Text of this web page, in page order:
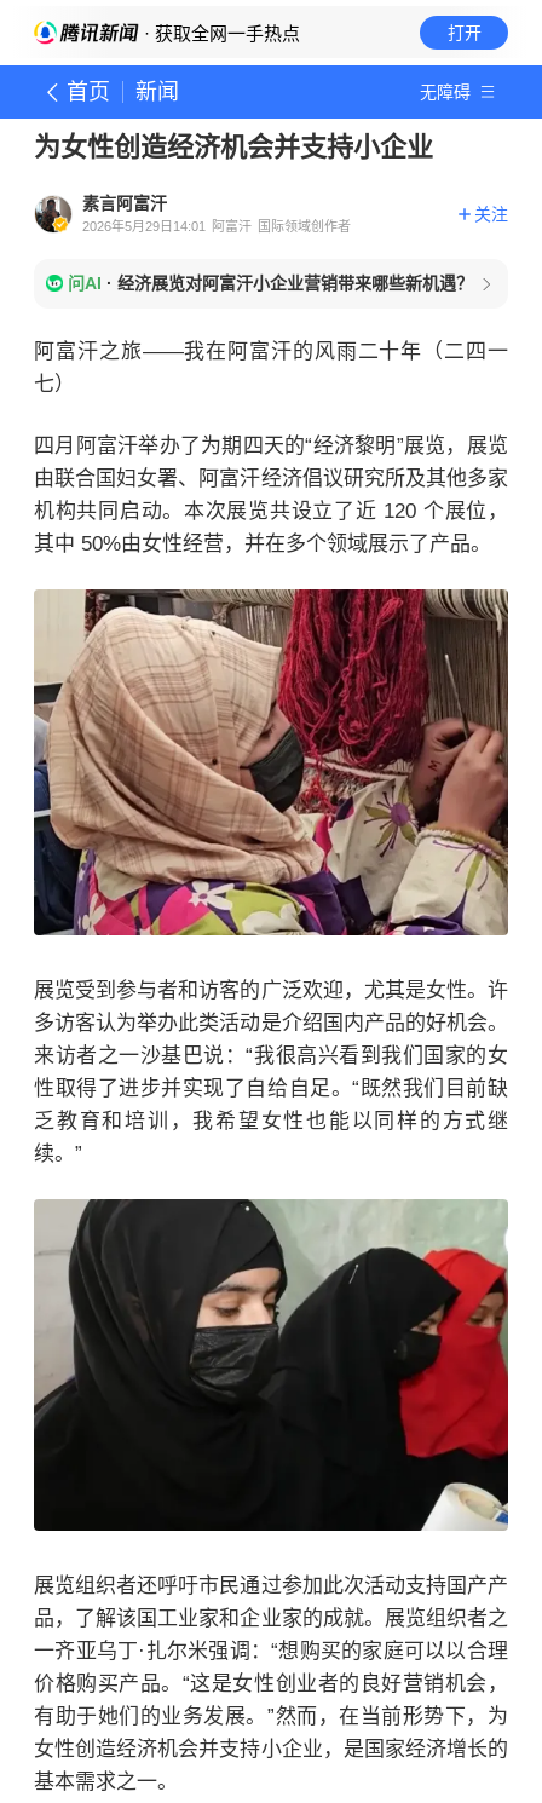
· 获取全网一手热点 打开
首页 新闻 无障碍
为女性创造经济机会并支持小企业
素言阿富汗
2026年5月29日14:01 阿富汗 国际领域创作者
关注
问AI · 经济展览对阿富汗小企业营销带来哪些新机遇？
阿富汗之旅——我在阿富汗的风雨二十年（二四一
七）
四月阿富汗举办了为期四天的“经济黎明”展览， 展览
由联合国妇女署、阿富汗经济倡议研究所及其他多家
机构共同启动。本次展览共设立了近 120 个展位，
其中 50%由女性经营，并在多个领域展示了产品。
展览受到参与者和访客的广泛欢迎，尤其是女性。许
多访客认为举办此类活动是介绍国内产品的好机会。
来访者之一沙基巴说：“我很高兴看到我们国家的女
性取得了进步并实现了自给自足。“既然我们目前缺
乏教育和培训，我希望女性也能以同样的方式继
续。”
展览组织者还呼吁市民通过参加此次活动支持国产产
品，了解该国工业家和企业家的成就。展览组织者之
一齐亚乌丁·扎尔米强调：“想购买的家庭可以以合理
价格购买产品。“这是女性创业者的良好营销机会，
有助于她们的业务发展。”然而，在当前形势下，为
女性创造经济机会并支持小企业，是国家经济增长的
基本需求之一。